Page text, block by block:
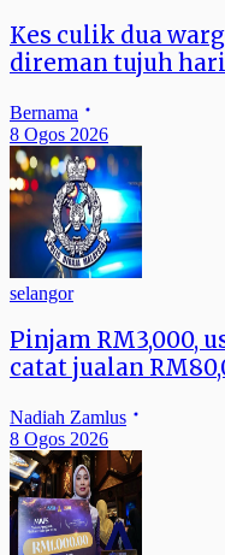
Kes culik dua
direman tujuh hari
Bernama
8 Ogos 2026
selangor
Pinjam RM3,000,
catat jualan
Nadiah Zamlus
8 Ogos 2026